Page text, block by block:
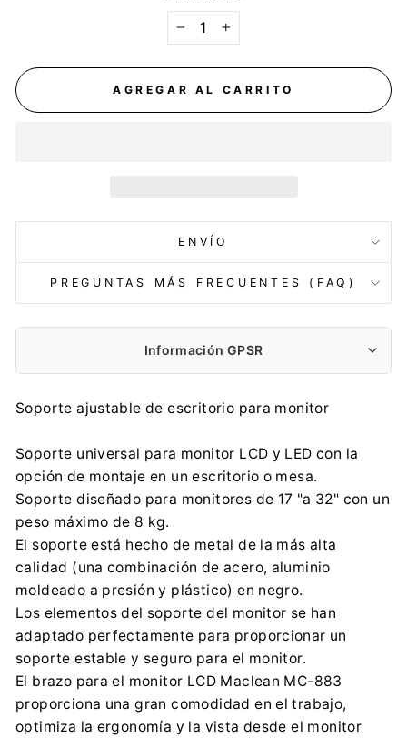
+
AGREGAR AL CARRITO
ENVÍO
PREGUNTAS MÁS FRECUENTES (FAQ)
Información GPSR
Fabricante:
Centrumelektroniki.EU Sp. z o.o.
contact@centrumelektroniki.pl
+48 32 284 72 22
Centrumelektroniki.EU Sp. z o.o.
Korfantego 7, 42-600 Tarnowskie Góry
contact@centrumelektroniki.pl
+48 32 284 72 22
Soporte ajustable de escritorio para monitor
Soporte universal para monitor LCD y LED con la
opción de montaje en un escritorio o mesa.
Soporte diseñado para monitores de 17 "a 32" con un
peso máximo de 8 kg.
El soporte está hecho de metal de la más alta
calidad (una combinación de acero, aluminio
moldeado a presión y plástico) en negro.
Los elementos del soporte del monitor se han
adaptado perfectamente para proporcionar un
soporte estable y seguro para el monitor.
El brazo para el monitor LCD Maclean MC-883
proporciona una gran comodidad en el trabajo,
optimiza la ergonomía y la vista desde el monitor